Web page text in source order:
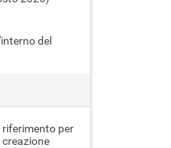
del
riferimento per